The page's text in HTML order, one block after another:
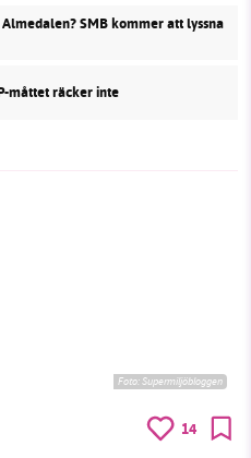
SMB kommer att lyssna
måttet räcker inte
Foto: Supermiljöbloggen
14